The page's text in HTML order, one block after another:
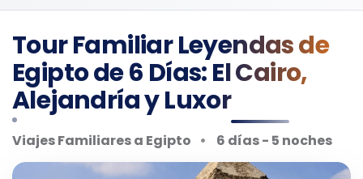
Tour Familiar Leyendas de
Egipto de 6 Días: El Cairo,
Alejandría y Luxor
Viajes Familiares a Egipto 6 días - 5 noches